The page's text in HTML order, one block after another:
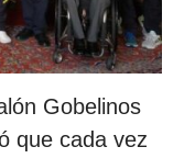
Gobelinos
que cada vez